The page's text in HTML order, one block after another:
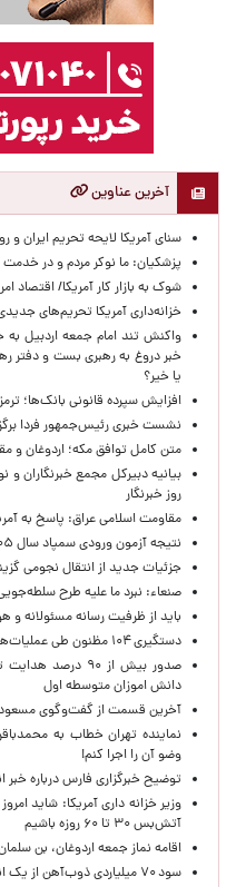
آخرین عناوین
سنای آمریکا لایحه تحریم ایران و
پزشکیان: ما نوکر مردم و در
شوک به بازار کار آمریکا/ اقتصاد امریکا ۲۳ هزار شغل از
خزانه‌داری آمریکا تحریم‌های
واکنش تند امام جمعه اردبیل
خبر دروغ به رهبری بست و دفتر
یا خیر؟
افزایش سپرده قانونی بانک‌ها؛
نشست خبری رئیس‌جمهور فردا
متن کامل توافق مکه؛ اردوغان و
بیانیه دبیرکل مجمع خبرنگاران
روز خبرنگار
مقاومت اسلامی عراق: پاسخ به
نتیجه آزمون ورودی سمپاد سال ۱۴۰۵ اعلام شد
جزئیات جدید از انتقال نجومی
صنعاء: نبرد ما علیه طرح
باید از ظرفیت رسانه مسئولانه و
دستگیری ۱۰۴ مظنون طی عملیات‌هایی علیه داعش در ترکیه
دانش اموزان متوسطه اول
آخرین قسمت از گفت‌وگوی
نماینده تهران خطاب به
وضو آن را اجرا کنم!
توضیح خبرگزاری فارس درباره
وزیر خزانه داری آمریکا: شاید
آتش‌بس ۳۰ تا ۶۰ روزه باشیم
اقامه نماز جمعه اردوغان، بن
سود ۷۰ میلیاردی ذوب‌آهن از یک انتقال عجیب